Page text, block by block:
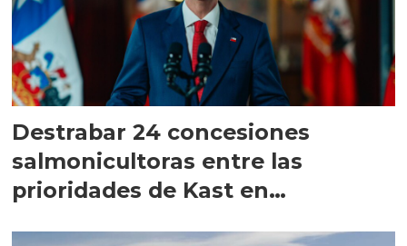
Destrabar 24 concesiones
salmonicultoras entre las
prioridades de Kast en